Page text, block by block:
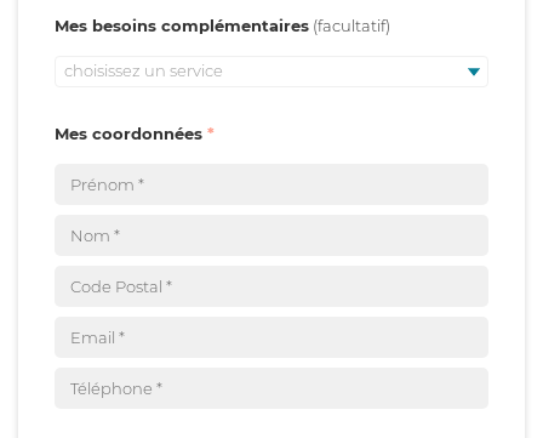
Mes besoins complémentaires
choisissez un service
Mes coordonnées